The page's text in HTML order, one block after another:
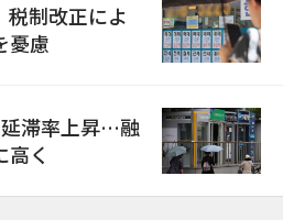
税制改正によ
憂慮
滞率上昇…融
く